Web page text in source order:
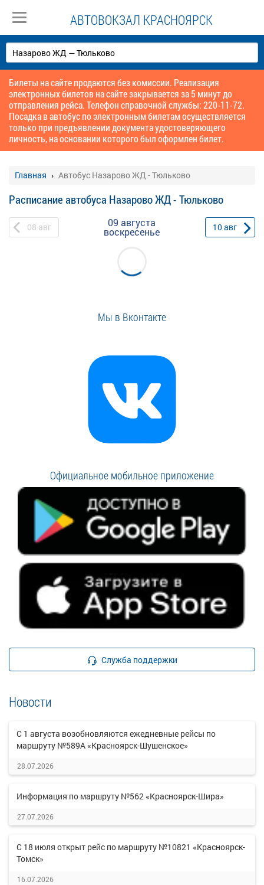
АВТОВОКЗАЛ КРАСНОЯРСК
Билеты на сайте продаются без комиссии. Реализация
электронных билетов на сайте закрывается за 5 минут до
отправления рейса. Телефон справочной службы: 220-11-72.
Посадка в автобус по электронным билетам осуществляется
только при предъявлении документа удостоверяющего
личность, на основании которого был оформлен билет.
Главная Автобус Назарово ЖД - Тюльково
Расписание автобуса Назарово ЖД - Тюльково
08 авг 09 августа
воскресенье 10авг
Мы в Вконтакте
Официальное мобильное приложение
Служба поддержки
Новости
С 1 августа возобновляются ежедневные рейсы по
маршруту №589А «Красноярск-Шушенское»
28.07.2026
Информация по маршруту №562 «Красноярск-Шира»
27.07.2026
С 18 июля открыт рейс по маршруту №10821 «Красноярск-
Томск»
16.07.2026